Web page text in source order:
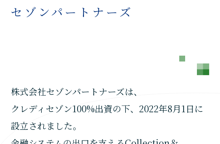
セゾンパートナーズ
株式会社セゾンパートナーズは、
クレディセゾン100%出資の下、2022年8月1日に
設立されました。